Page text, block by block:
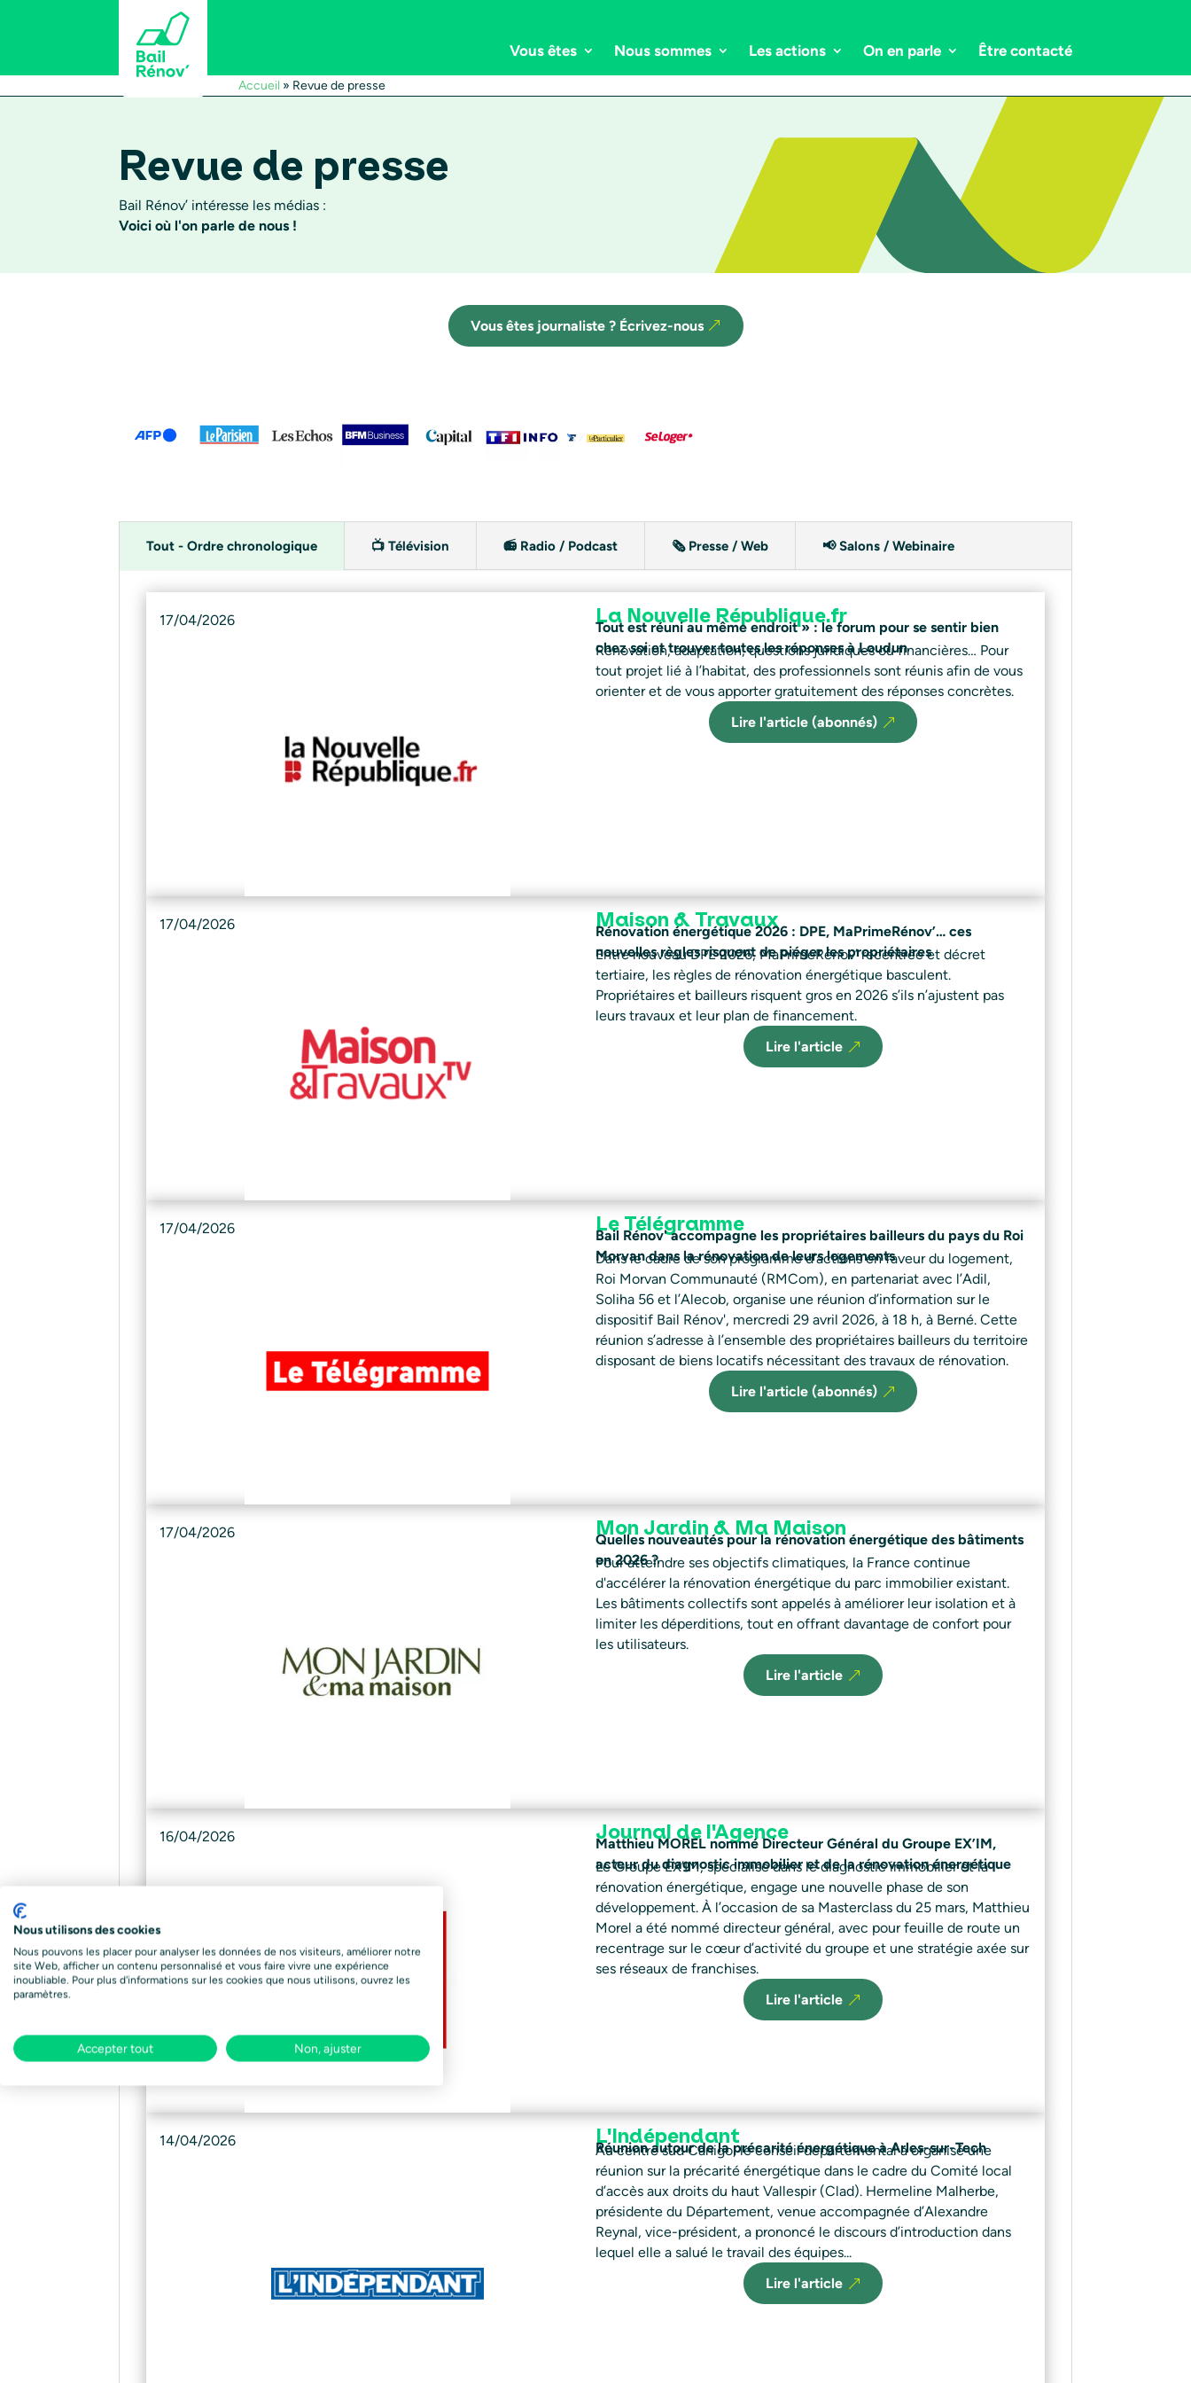
Vous êtes Nous sommes Les actions On en parle Être contacté
Accueil » Revue de presse
Revue de presse
Bail Rénov’ intéresse les médias :
Voici où l'on parle de nous !
Vous êtes journaliste ? Écrivez-nous
Tout - Ordre chronologique 📺 Télévision 📻 Radio / Podcast 🗞️ Presse / Web 📢 Salons / Webinaire
17/04/2026 La Nouvelle République.fr
Tout est réuni au même endroit » : le forum pour se sentir bien
chez soi et trouver toutes les réponses à Loudun
Rénovation, adaptation, questions juridiques ou financières… Pour
tout projet lié à l’habitat, des professionnels sont réunis afin de vous
orienter et de vous apporter gratuitement des réponses concrètes.
Lire l'article (abonnés)
17/04/2026 Maison & Travaux
Rénovation énergétique 2026 : DPE, MaPrimeRénov’… ces
nouvelles règles risquent de piéger les propriétaires
Entre nouveau DPE 2026, MaPrimeRénov’ recentrée et décret
tertiaire, les règles de rénovation énergétique basculent.
Propriétaires et bailleurs risquent gros en 2026 s’ils n’ajustent pas
leurs travaux et leur plan de financement.
Lire l'article
17/04/2026 Le Télégramme
Bail Rénov' accompagne les propriétaires bailleurs du pays du Roi
Morvan dans la rénovation de leurs logements
Dans le cadre de son programme d’actions en faveur du logement,
Roi Morvan Communauté (RMCom), en partenariat avec l’Adil,
Soliha 56 et l’Alecob, organise une réunion d’information sur le
dispositif Bail Rénov', mercredi 29 avril 2026, à 18 h, à Berné. Cette
réunion s’adresse à l’ensemble des propriétaires bailleurs du territoire
disposant de biens locatifs nécessitant des travaux de rénovation.
Lire l'article (abonnés)
17/04/2026 Mon Jardin & Ma Maison
Quelles nouveautés pour la rénovation énergétique des bâtiments
en 2026 ?
Pour atteindre ses objectifs climatiques, la France continue
d'accélérer la rénovation énergétique du parc immobilier existant.
Les bâtiments collectifs sont appelés à améliorer leur isolation et à
limiter les déperditions, tout en offrant davantage de confort pour
les utilisateurs.
Lire l'article
16/04/2026 Journal de l'Agence
Matthieu MOREL nommé Directeur Général du Groupe EX’IM,
acteur du diagnostic immobilier et de la rénovation énergétique
Le Groupe EX’IM, spécialisé dans le diagnostic immobilier et la
rénovation énergétique, engage une nouvelle phase de son
développement. À l’occasion de sa Masterclass du 25 mars, Matthieu
Morel a été nommé directeur général, avec pour feuille de route un
recentrage sur le cœur d’activité du groupe et une stratégie axée sur
ses réseaux de franchises.
Lire l'article
14/04/2026 L'Indépendant
Réunion autour de la précarité énergétique à Arles-sur-Tech
Au centre sud Canigo, le conseil départemental a organisé une
réunion sur la précarité énergétique dans le cadre du Comité local
d’accès aux droits du haut Vallespir (Clad). Hermeline Malherbe,
présidente du Département, venue accompagnée d’Alexandre
Reynal, vice-président, a prononcé le discours d’introduction dans
lequel elle a salué le travail des équipes...
Lire l'article
Nous utilisons des cookies
Nous pouvons les placer pour analyser les données de nos visiteurs, améliorer notre
site Web, afficher un contenu personnalisé et vous faire vivre une expérience
inoubliable. Pour plus d'informations sur les cookies que nous utilisons, ouvrez les
paramètres.
Accepter tout Non, ajuster